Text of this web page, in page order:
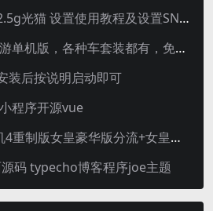
VSOL V2802RH 2.5g光猫 设置使用教程及设置SN教程-附带稳定固件使用手册等
[端游] QQ飞车端游单机版，各种车套装都有，免虚拟机
装后按说明启动即可
程序开源vue
云盘下载生化危机4重制版女皇豪华版分流+女皇学习补丁+修改器 解压即玩【阿里云盘】
码 typecho博客程序joe主题